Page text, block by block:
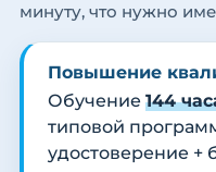
минуту, что нужно
Повышение
Обучение 144
типовой
удостоверение